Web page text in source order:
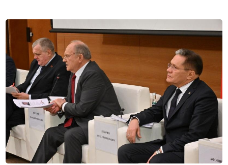
Сегодня на заседании Комитета Государственной Думы по
туризму и развитию туристической инфраструктуры
обсудили вопрос совершенствования системы
классификации средств размещения.
Среди выявленных проблем: низкие требования к
классификаторам гостиниц, проведение классификаций
без непосредственного выезда на объект, не соответствие
гостиниц присвоенным «звездам». Кроме того, отсутствует
сама процедура по «снижению» количества звезд.
Все эти вопросы планируется урегулировать посредством
реформирования процедуры классификации средств
размещения.